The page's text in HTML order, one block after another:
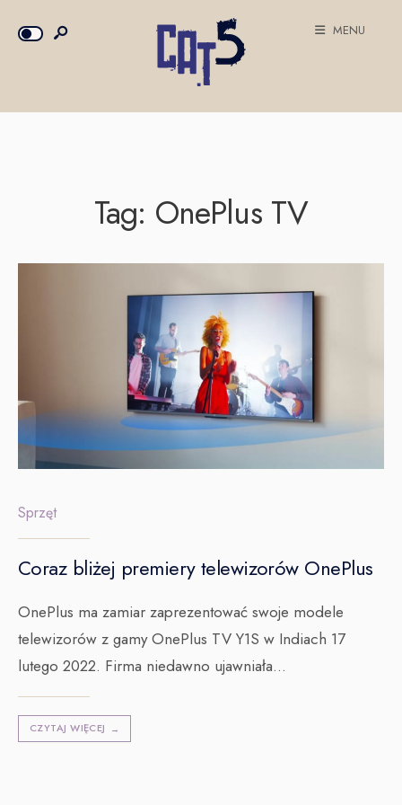
MENU
Tag: OnePlus TV
Sprzęt
Coraz bliżej premiery telewizorów OnePlus
OnePlus ma zamiar zaprezentować swoje modele
telewizorów z gamy OnePlus TV Y1S w Indiach 17
lutego 2022. Firma niedawno ujawniała...
CZYTAJ WIĘCEJ →